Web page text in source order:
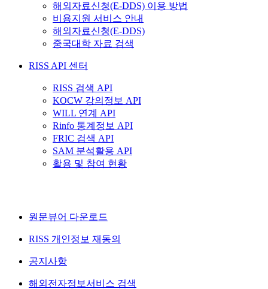
해외자료신청(E-DDS) 이용 방법
비용지원 서비스 안내
해외자료신청(E-DDS)
중국대학 자료 검색
RISS API 센터
RISS 검색 API
KOCW 강의정보 API
WILL 연계 API
Rinfo 통계정보 API
FRIC 검색 API
SAM 분석활용 API
활용 및 참여 현황
원문뷰어 다운로드
RISS 개인정보 재동의
공지사항
해외전자정보서비스 검색